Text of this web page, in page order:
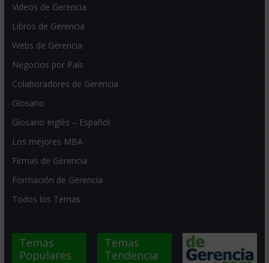
Videos de Gerencia
Libros de Gerencia
Webs de Gerencia
Negocios por País
Colaboradores de Gerencia
Glosario
Glosario Inglés – Español
Los mejores MBA
Firmas de Gerencia
Formación de Gerencia
Todos los Temas
Temas
Populares
Temas
Tendencia